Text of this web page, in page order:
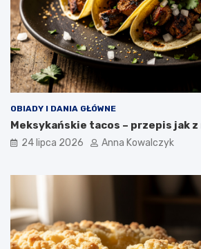
OBIADY I DANIA GŁÓWNE
Meksykańskie tacos – przepis jak
24 lipca 2026 Anna Kowalczyk